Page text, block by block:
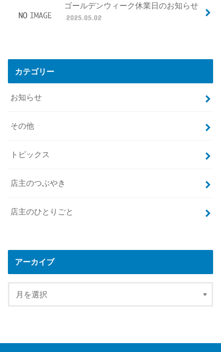
ゴールデンウィーク休業日のお知らせ
2025.05.02
カテゴリー
お知らせ
その他
トピックス
店主のつぶやき
店主のひとりごと
アーカイブ